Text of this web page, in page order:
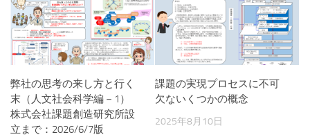
弊社の思考の来し方と行く
末（人文社会科学編－1）
株式会社課題創造研究所設
立まで：2026/6/7版
課題の実現プロセスに不可
欠ないくつかの概念
2025年8月10日